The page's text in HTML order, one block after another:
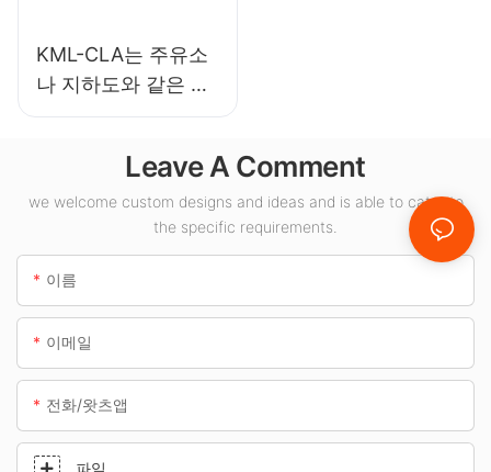
KML-CLA는 주유소
나 지하도와 같은 실
내 공간에 적합한
조명 공급업체입니
다.
Leave A Comment
we welcome custom designs and ideas and is able to cater to
the specific requirements.
이름
이메일
전화/왓츠앱
파일